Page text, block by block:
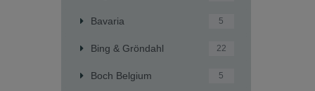
Bavaria 5
Bing & Gröndahl 22
Boch Belgium 5